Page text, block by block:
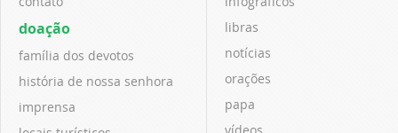
doação
família dos devotos
história de nossa senhora
imprensa
libras
notícias
orações
papa
vídeos